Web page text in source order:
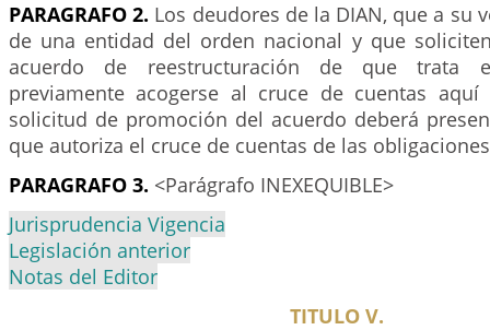
PARAGRAFO 2. Los deudores de la DIAN, que a su
de una entidad del orden nacional y que
acuerdo de reestructuración de que trata
previamente acogerse al cruce de cuentas aquí
solicitud de promoción del acuerdo deberá
que autoriza el cruce de cuentas de las
PARAGRAFO 3. <Parágrafo INEXEQUIBLE>
Jurisprudencia Vigencia
Legislación anterior
Notas del Editor
TITULO V.